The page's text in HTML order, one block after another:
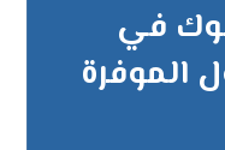
في
الموفرة